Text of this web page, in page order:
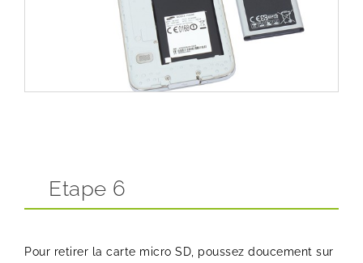
Etape 6
Pour retirer la carte micro SD, poussez doucement sur